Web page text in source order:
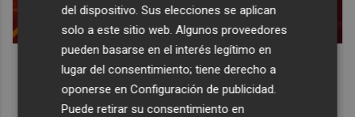
Corepunk MMORPG
Un verdadero MMORPG de la vieja escuela ¡Cómo los de
antes, pero mejor!
del dispositivo. Sus elecciones se aplican
solo a este sitio web. Algunos proveedores
pueden basarse en el interés legítimo en
lugar del consentimiento; tiene derecho a
oponerse enConfiguración de publicidad.
Puede retirar su consentimiento en